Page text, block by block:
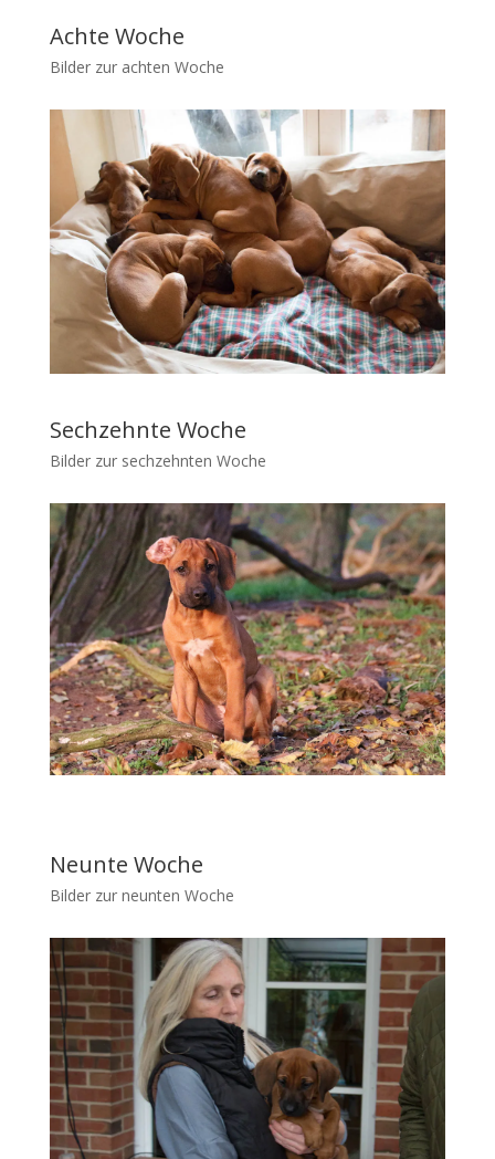
Achte Woche
Bilder zur achten Woche
Sechzehnte Woche
Bilder zur sechzehnten Woche
Neunte Woche
Bilder zur neunten Woche